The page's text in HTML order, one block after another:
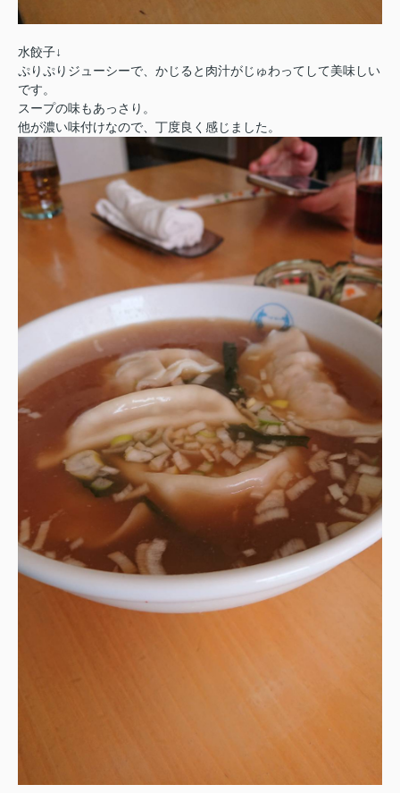
水餃子↓
ぷりぷりジューシーで、かじると肉汁がじゅわってして美味しい
です。
スープの味もあっさり。
他が濃い味付けなので、丁度良く感じました。